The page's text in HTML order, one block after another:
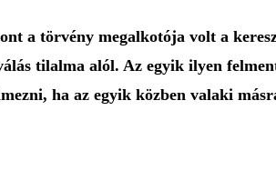
a törvény megalkotója volt a
tilalma alól. Az egyik ilyen
ha az egyik közben valaki